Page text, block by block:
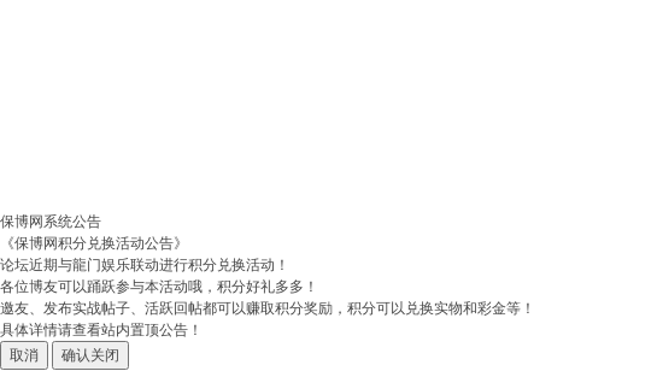
保博网系统公告
《保博网积分兑换活动公告》
论坛近期与龍门娱乐联动进行积分兑换活动！
各位博友可以踊跃参与本活动哦，积分好礼多多！
邀友、发布实战帖子、活跃回帖都可以赚取积分奖励，积分可以兑换实物和彩金等！
具体详情请查看站内置顶公告！
取消
确认关闭